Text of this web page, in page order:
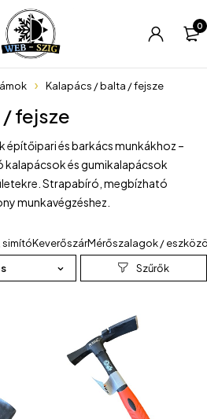
0
Kalapács / balta / fejsze
fejsze
építőipari és barkács munkákhoz –
kalapácsok és gumikalapácsok
Strapabíró, megbízható
munkavégzéshez.
simítóKeverőszárMérőszalagok /